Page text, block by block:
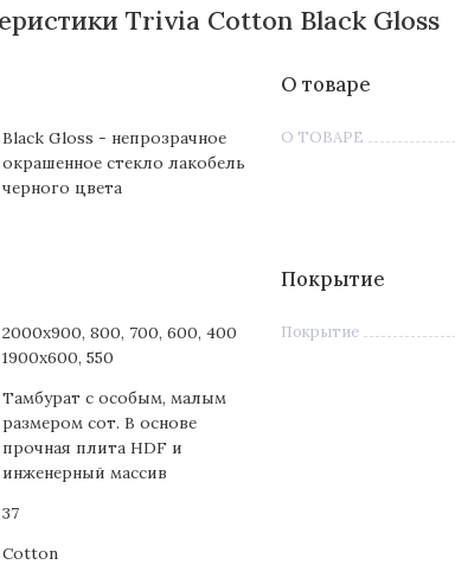
Trivia Cotton Black Gloss
Black Gloss - непрозрачное
окрашенное стекло лакобель
черного цвета
О товаре
О ТОВАРЕ
2000х900, 800, 700, 600, 400
1900х600, 550
Тамбурат с особым, малым
размером сот. В основе
прочная плита HDF и
инженерный массив
37
Cotton
Покрытие
Покрытие